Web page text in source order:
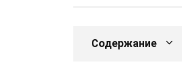
Содержание